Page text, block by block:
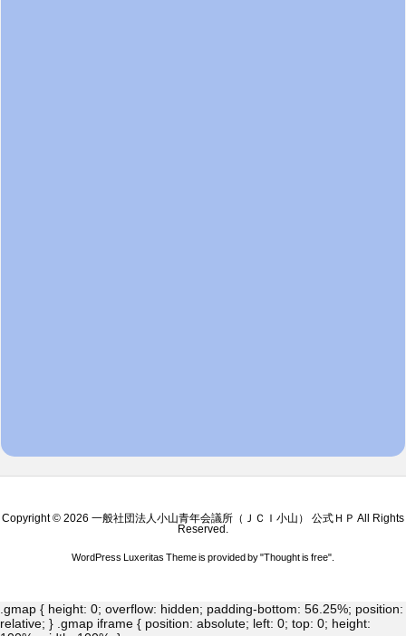
Copyright © 2026 一般社団法人小山青年会議所（ＪＣＩ小山） 公式ＨＰ All Rights
Reserved.
WordPress Luxeritas Theme is provided by "Thought is free".
.gmap { height: 0; overflow: hidden; padding-bottom: 56.25%; position:
relative; } .gmap iframe { position: absolute; left: 0; top: 0; height: